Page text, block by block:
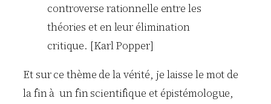
controverse rationnelle entre les
théories et en leur élimination
critique. [Karl Popper]
Et sur ce thème de la vérité, je laisse le mot de
la fin à un fin scientifique et épistémologue,